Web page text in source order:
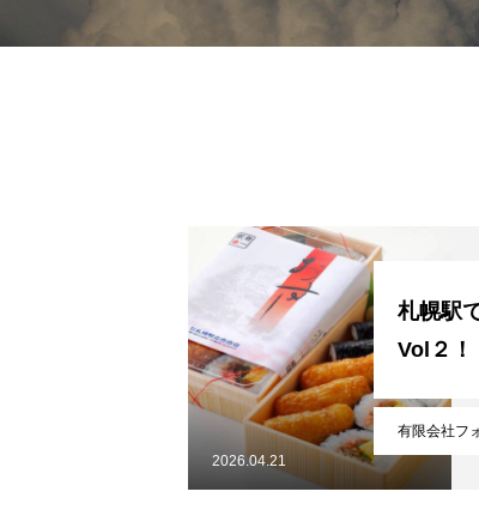
有限会社フ
札幌駅
Vol２！
2026.04.21